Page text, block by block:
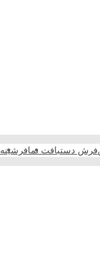
فرش دستبافت نمافرشینه